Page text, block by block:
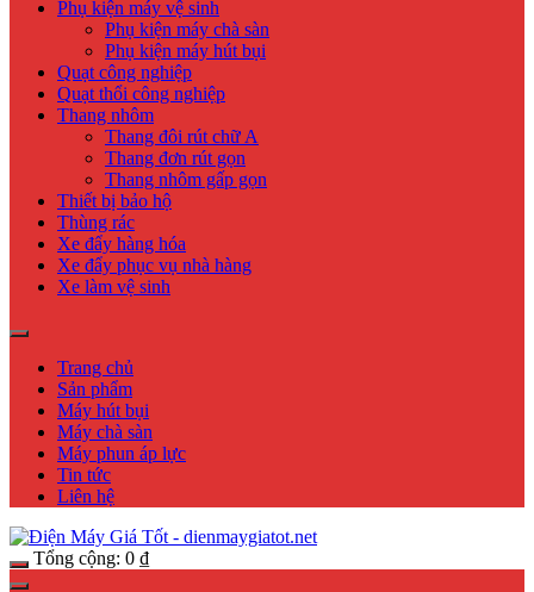
Phụ kiện máy vệ sinh
Phụ kiện máy chà sàn
Phụ kiện máy hút bụi
Quạt công nghiệp
Quạt thổi công nghiệp
Thang nhôm
Thang đôi rút chữ A
Thang đơn rút gọn
Thang nhôm gấp gọn
Thiết bị bảo hộ
Thùng rác
Xe đẩy hàng hóa
Xe đẩy phục vụ nhà hàng
Xe làm vệ sinh
Trang chủ
Sản phẩm
Máy hút bụi
Máy chà sàn
Máy phun áp lực
Tin tức
Liên hệ
Tổng cộng: 0 ₫